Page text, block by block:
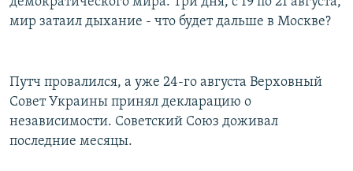
мир затаил дыхание - что будет дальше в Москве?
Путч провалился, а уже 24-го августа Верховный
Совет Украины принял декларацию о
независимости. Советский Союз доживал
последние месяцы.